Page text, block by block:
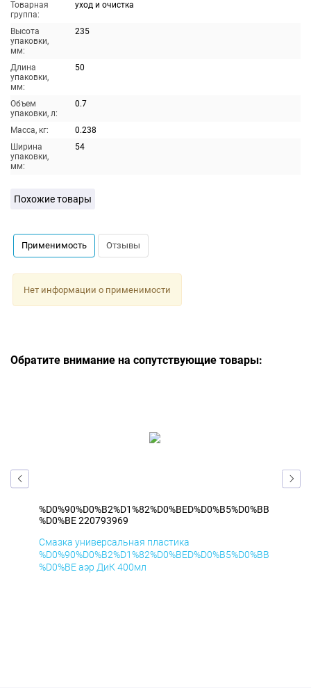
Товарная
группа:
уход и очистка
Высота
упаковки,
мм:
235
Длина
упаковки,
мм:
50
Объем
упаковки, л:
0.7
Масса, кг:
0.238
Ширина
упаковки,
мм:
54
Похожие товары
Применимость Отзывы
Нет информации о применимости
Обратите внимание на сопутствующие товары:
%D0%90%D0%B2%D1%82%D0%BED%D0%B5%D0%BB
%D0%BE 220793969
Смазка универсальная пластика
%D0%90%D0%B2%D1%82%D0%BED%D0%B5%D0%BB
%D0%BE аэр ДиК 400мл